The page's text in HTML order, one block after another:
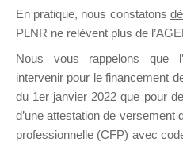
il y a 3 ans
En pratique, nous constatons
PLNR ne relèvent plus de
Nous vous rappelons que
intervenir pour le financement
du 1er janvier 2022 que pour
d’une attestation de versement
professionnelle (CFP) avec